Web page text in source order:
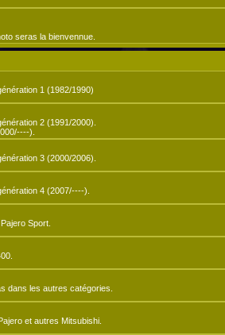
seras la bienvennue.
1 (1982/1990)
2 (1991/2000).
).
3 (2000/2006).
4 (2007/----).
Sport.
dans les autres catégories.
et autres Mitsubishi.